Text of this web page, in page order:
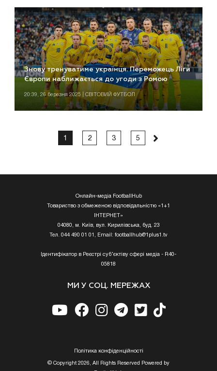
Знову тренуватиме українця. Переможець Ліги
Європи наближається до угоди з Ромою
20:39, 26 березня 2025 | СВІТОВИЙ ФУТБОЛ
1 2 3 5
Онлайн-медіа FootballHub
Товариство з обмеженою відповідальністю «1+1
ІНТЕРНЕТ»
04080, м. Київ, вул. Кирилівська, буд. 23
Тел. 044 490 01 01, Email: footballhub@1plus1.tv
Ідентифікатор в Реєстрі суб’єктіву сфері медіа - R40-
05818
МИ У СОЦ. МЕРЕЖАХ
Полiтика конфiденцiйностi
© Copyright 2026, All Rights Reserved Powered by